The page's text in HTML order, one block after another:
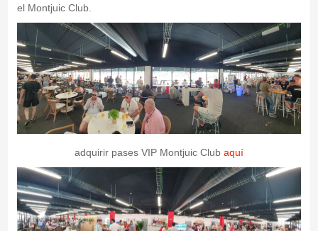
el Montjuic Club.
adquirir pases VIP Montjuic Club aquí